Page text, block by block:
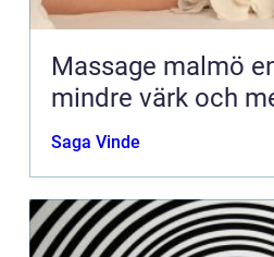
Massage malmö enkla vägar till
mindre värk och
Saga Vinde